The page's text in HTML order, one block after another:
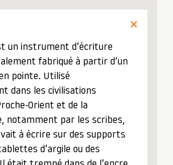
un instrument d’écriture
fabriqué à partir d’un
pointe. Utilisé
dans les civilisations
Orient et de la
notamment par les scribes,
à écrire sur des supports
d’argile ou des